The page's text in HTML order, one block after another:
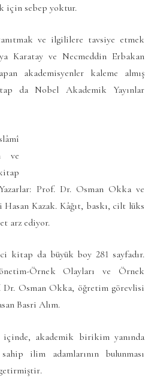
için sebep yoktur.
ve ilgililere tavsiye etmek
Karatay ve Necmeddin Erbakan
akademisyenler kaleme almış
da Nobel Akademik Yayınlar
ve
Prof. Dr. Osman Okka ve
Kazak. Kâğıt, baskı, cilt lüks
arz ediyor.
kitap da büyük boy 281 sayfadır.
Örnek Olayları ve Örnek
Dr. Osman Okka, öğretim görevlisi
Basri Alım.
akademik birikim yanında
ilim adamlarının bulunması
.